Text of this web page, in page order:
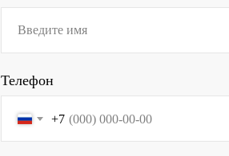
Телефон
+7